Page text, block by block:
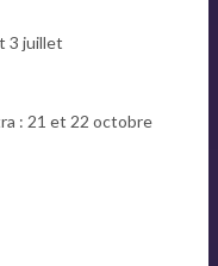
3 juillet
: 21 et 22 octobre